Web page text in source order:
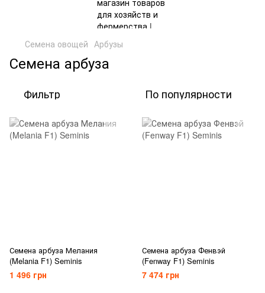
Семена овощей Арбузы
Семена арбуза
Фильтр По популярности
Семена арбуза Мелания
(Melania F1) Seminis
1 496 грн
Семена арбуза Фенвэй
(Fenway F1) Seminis
7 474 грн